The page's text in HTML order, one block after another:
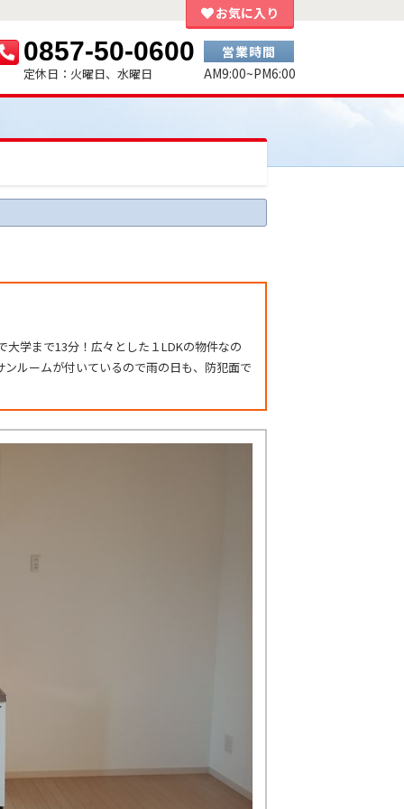
0857-50-0600
定休日：火曜日、水曜日
営業時間
AM9:00~PM6:00
お気に入り
学まで13分！広々とした１LDKの物件なの
ルームが付いているので雨の日も、防犯面で